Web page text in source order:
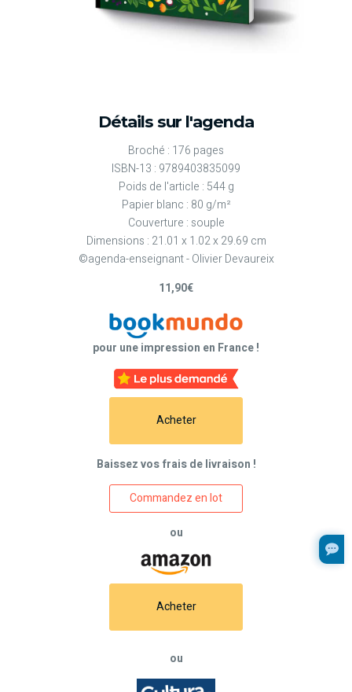
Détails sur l'agenda
Broché : 176 pages
ISBN-13 : 9789403835099
Poids de l'article : 544 g
Papier blanc : 80 g/m²
Couverture : souple
Dimensions : 21.01 x 1.02 x 29.69 cm
©agenda-enseignant - Olivier Devaureix
11,90€
pour une impression en France !
Acheter
Baissez vos frais de livraison !
Commandez en lot
ou
Acheter
ou